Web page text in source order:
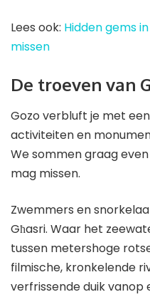
Lees ook: Hidden gems
missen
De troeven van
Gozo verbluft je met
activiteiten en
We sommen graag
mag missen.
Zwemmers en
Għasri. Waar het
tussen metershoge
filmische, kronkelende
verfrissende duik vanop